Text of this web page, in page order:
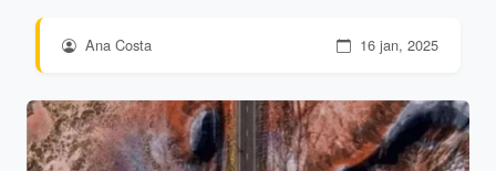
Ana Costa 16 jan, 2025